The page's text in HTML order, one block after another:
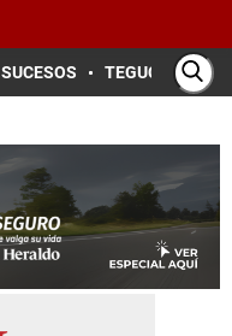
SUCESOS TEGUCIGALPA